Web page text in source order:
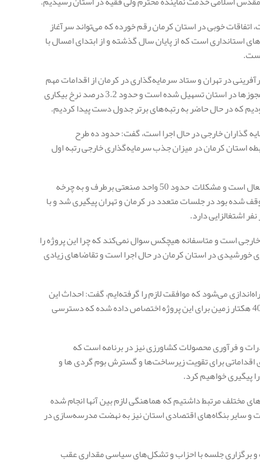
خوبی در استان کرمان رقم خورده که می‌تواند سرآغاز
استانداری است که از پایان سال گذشته و از ابتدای امسال با
در تهران و ستاد سرمایه‌گذاری در کرمان از اقدامات مهم
برای رونق سرمایه‌گذاری در استان کرمان بوده است، ادامه داد: صدور مجوزها در استان تسهیل شده است و حدود 3.2 درصد نرخ بیکاری
که در حال حاضر به رتبه‌های برتر جدول دست پیدا کردیم.
گذاران خارجی در حال اجرا است، گفت: حدود ده طرح
که در این رابطه استان کرمان در میزان جذب سرمایه‌گذاری خارجی رتبه اول
طالبی با عنوان اینکه در رفع موانع سرمایه‌گذاری و تولید ستاد تسهیل فعال است و مشکلات حدود 50 واحد صنعتی برطرف و به چرخه
شده بود در جلسات متعدد در کرمان و تهران پیگیری شد و با
اشتغالزایی دارد.
است و متاسفانه هیچکس سوال نمی‌کند که چرا این پروژه را
خورشیدی در استان کرمان در حال اجرا است و تقاضاهای زیادی
می‌شود که موافقت لازم را گرفته‌ایم، گفت: احداث این
بندر می‌تواند پشتیبان بندر شهید رجایی در بندرعباس باشد و حدود 400 هکتار زمین برای این پروژه اختصاص داده شده که دسترسی
و فرآوری محصولات کشاورزی نیز در برنامه است که
اقداماتی برای تقویت زیرساخت‌ها و گسترش بوم گردی ها و
پیگیری خواهیم کرد.
مختلف مرتبط داشتیم که هماهنگی لازم بین آنها انجام شده
سایر بنگاه‌های اقتصادی استان نیز به نهضت مدرسه‌سازی در
و برگزاری جلسه با احزاب و تشکل‌های سیاسی مقداری عقب